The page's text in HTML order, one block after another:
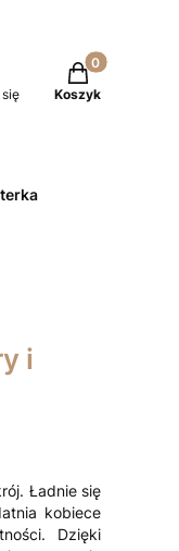
Produkty w
Koszyk
i
Ładnie się
kobiece
Dzięki